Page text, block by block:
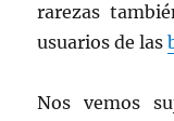
rarezas
usuarios de las
Nos vemos